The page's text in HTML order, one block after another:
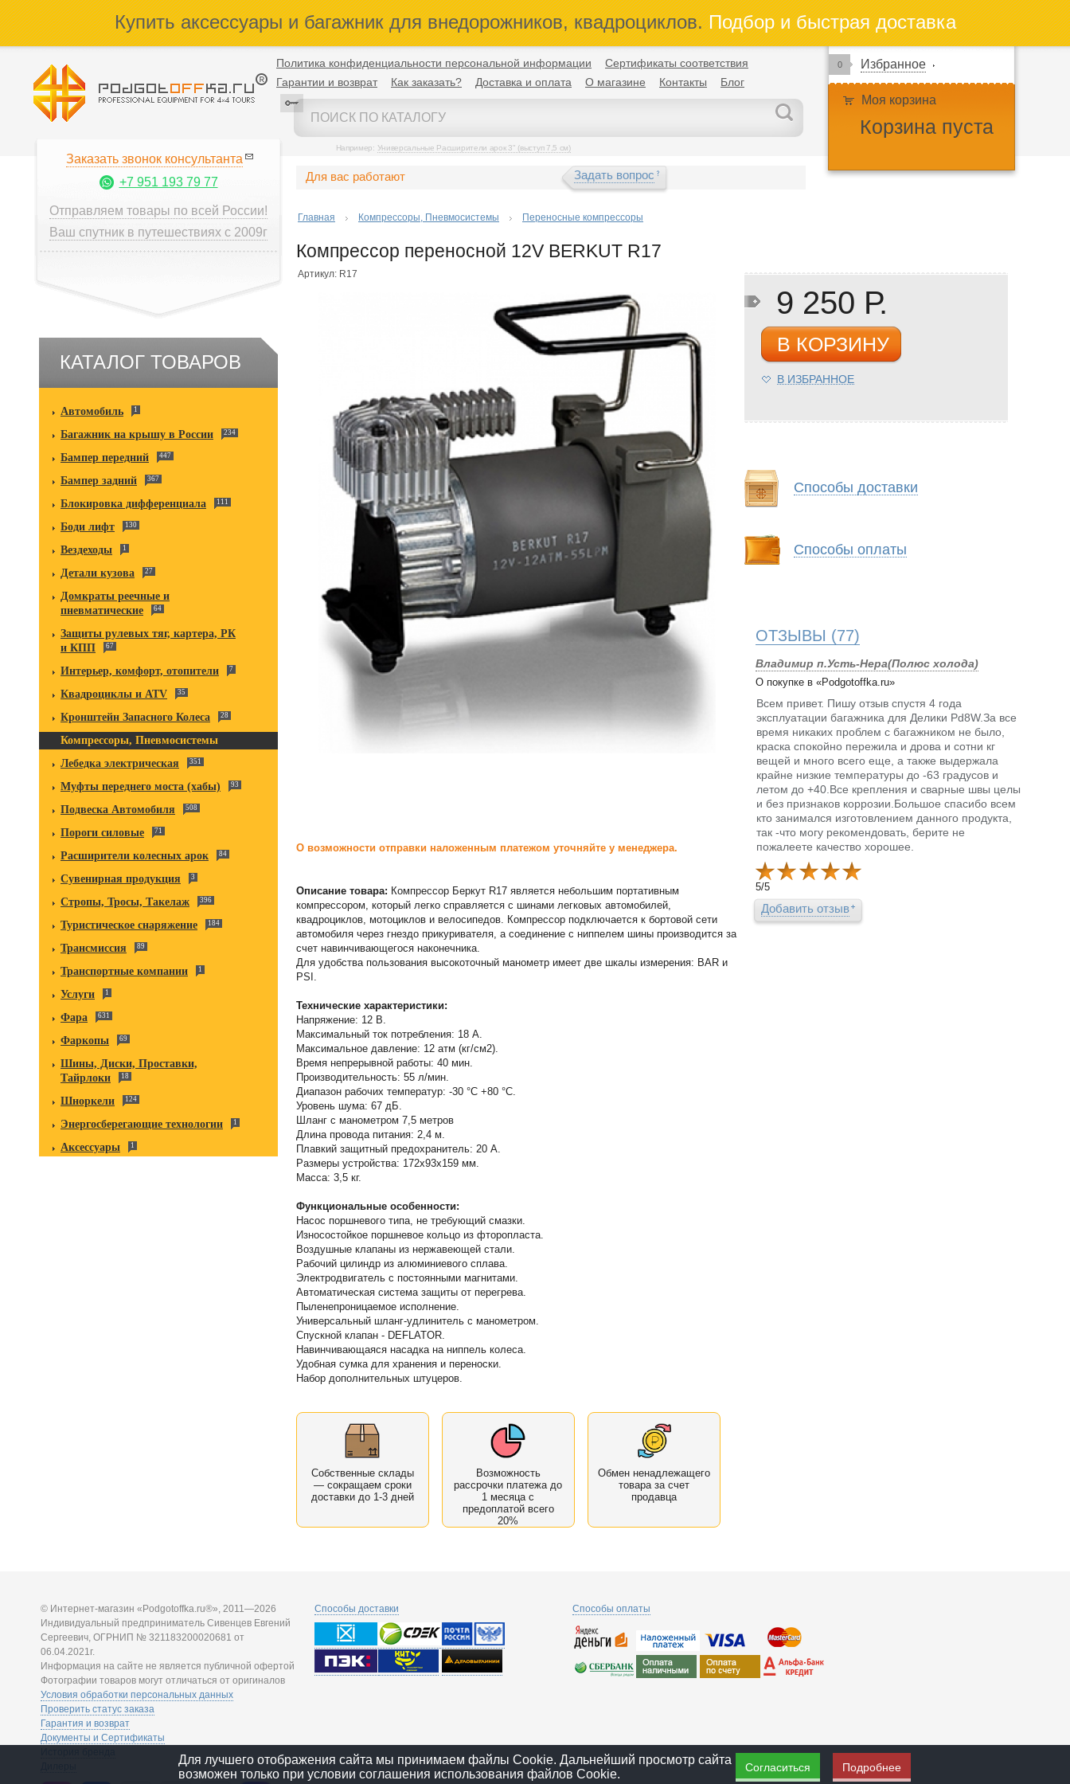
Купить аксессуары и багажник для внедорожников, квадроциклов.Подбор и быстрая доставка
Политика конфиденциальности персональной информации
Сертификаты соответствия
Гарантии и возврат
Как заказать? Доставка и оплата О магазине Контакты Блог
Например: Универсальные Расширители арок 3" (выступ 7,5 см)
0 Избранное
Моя корзина
Корзина пуста
Заказать звонок консультанта
+7 951 193 79 77
Отправляем товары по всей России!
Ваш спутник в путешествиях с 2009г
КАТАЛОГ ТОВАРОВ
Автомобиль 1
Багажник на крышу в России 234
Бампер передний 447
Бампер задний 367
Блокировка дифференциала 111
Боди лифт 130
Вездеходы 1
Детали кузова 27
Домкраты реечные и
пневматические
64
Защиты рулевых тяг, картера, РК
и КПП
67
Интерьер, комфорт, отопители 7
Квадроциклы и ATV 35
Кронштейн Запасного Колеса 28
Компрессоры, Пневмосистемы
Лебедка электрическая
351
Муфты переднего моста (хабы) 93
Подвеска Автомобиля 508
Пороги силовые 71
Расширители колесных арок 84
Сувенирная продукция 3
Стропы, Тросы, Такелаж 396
Туристическое снаряжение 184
Трансмиссия 89
Транспортные компании 1
Услуги 1
Фара 631
Фаркопы 69
Шины, Диски, Проставки,
Тайрлоки
18
Шноркели 124
Энергосберегающие технологии 1
Аксессуары 1
Для вас работают Задать вопрос
Главная Компрессоры, Пневмосистемы Переносные компрессоры
Компрессор переносной 12V BERKUT R17
Артикул: R17
О возможности отправки наложенным платежом уточняйте у менеджера.
Описание товара: Компрессор Беркут R17 является небольшим портативным
компрессором, который легко справляется с шинами легковых автомобилей,
квадроциклов, мотоциклов и велосипедов. Компрессор подключается к бортовой сети
автомобиля через гнездо прикуривателя, а соединение с ниппелем шины производится за
счет навинчивающегося наконечника.
Для удобства пользования высокоточный манометр имеет две шкалы измерения: BAR и
PSI.
Технические характеристики:
Напряжение: 12 В.
Максимальный ток потребления: 18 A.
Максимальное давление: 12 атм (кг/см2).
Время непрерывной работы: 40 мин.
Производительность: 55 л/мин.
Диапазон рабочих температур: -30 °C +80 °C.
Уровень шума: 67 дБ.
Шланг с манометром 7,5 метров
Длина провода питания: 2,4 м.
Плавкий защитный предохранитель: 20 A.
Размеры устройства: 172x93x159 мм.
Масса: 3,5 кг.
Функциональные особенности:
Насос поршневого типа, не требующий смазки.
Износостойкое поршневое кольцо из фторопласта.
Воздушные клапаны из нержавеющей стали.
Рабочий цилиндр из алюминиевого сплава.
Электродвигатель с постоянными магнитами.
Автоматическая система защиты от перегрева.
Пыленепроницаемое исполнение.
Универсальный шланг-удлинитель с манометром.
Спускной клапан - DEFLATOR.
Навинчивающаяся насадка на ниппель колеса.
Удобная сумка для хранения и переноски.
Набор дополнительных штуцеров.
Собственные склады
— сокращаем сроки
доставки до 1-3 дней
Возможность
рассрочки платежа до
1 месяца с
предоплатой всего
20%
Обмен ненадлежащего
товара за счет
продавца
9 250 Р.
В КОРЗИНУ
В ИЗБРАННОЕ
Способы доставки
Способы оплаты
ОТЗЫВЫ (77)
Владимир п.Усть-Нера(Полюс холода)
О покупке в «Podgotoffka.ru»
Всем привет. Пишу отзыв спустя 4 года
эксплуатации багажника для Делики Pd8W.За все
время никаких проблем с багажником не было,
краска спокойно пережила и дрова и сотни кг
вещей и много всего еще, а также выдержала
крайне низкие температуры до -63 градусов и
летом до +40.Все крепления и сварные швы целы
и без признаков коррозии.Большое спасибо всем
кто занимался изготовлением данного продукта,
так -что могу рекомендовать, берите не
пожалеете качество хорошее.
5/5
Добавить отзыв
© Интернет-магазин «Podgotoffka.ru®», 2011—2026
Индивидуальный предприниматель Сивенцев Евгений
Сергеевич, ОГРНИП № 321183200020681 от
06.04.2021г.
Информация на сайте не является публичной офертой
Фотографии товаров могут отличаться от оригиналов
Условия обработки персональных данных
Проверить статус заказа
Гарантия и возврат
Документы и Сертификаты
Способы доставки Способы оплаты
Для лучшего отображения сайта мы принимаем файлы Cookie. Дальнейший просмотр сайта
возможен только при условии соглашения использования файлов Cookie.
Согласиться Подробнее